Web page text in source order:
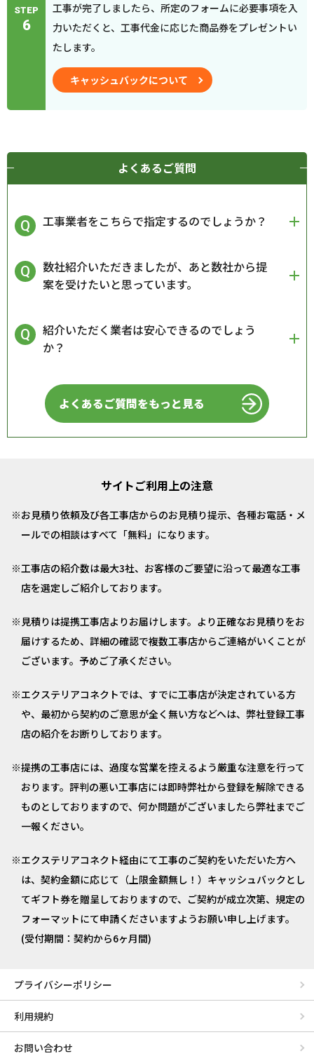
STEP
6
工事が完了しましたら、所定のフォームに必要事項を入
力いただくと、工事代金に応じた商品券をプレゼントい
たします。
キャッシュバックについて
よくあるご質問
工事業者をこちらで指定するのでしょうか？
数社紹介いただきましたが、あと数社から提
案を受けたいと思っています。
紹介いただく業者は安心できるのでしょう
か？
よくあるご質問をもっと見る
サイトご利用上の注意
お見積り依頼及び各工事店からのお見積り提示、各種お電話・メ
ールでの相談はすべて「無料」になります。
工事店の紹介数は最大3社、お客様のご要望に沿って最適な工事
店を選定しご紹介しております。
見積りは提携工事店よりお届けします。より正確なお見積りをお
届けするため、詳細の確認で複数工事店からご連絡がいくことが
ございます。予めご了承ください。
エクステリアコネクトでは、すでに工事店が決定されている方
や、最初から契約のご意思が全く無い方などへは、弊社登録工事
店の紹介をお断りしております。
提携の工事店には、過度な営業を控えるよう厳重な注意を行って
おります。評判の悪い工事店には即時弊社から登録を解除できる
ものとしておりますので、何か問題がございましたら弊社までご
一報ください。
エクステリアコネクト経由にて工事のご契約をいただいた方へ
は、契約金額に応じて（上限金額無し！）キャッシュバックとし
てギフト券を贈呈しておりますので、ご契約が成立次第、規定の
フォーマットにて申請くださいますようお願い申し上げます。
(受付期間：契約から6ヶ月間)
プライバシーポリシー
利用規約
お問い合わせ